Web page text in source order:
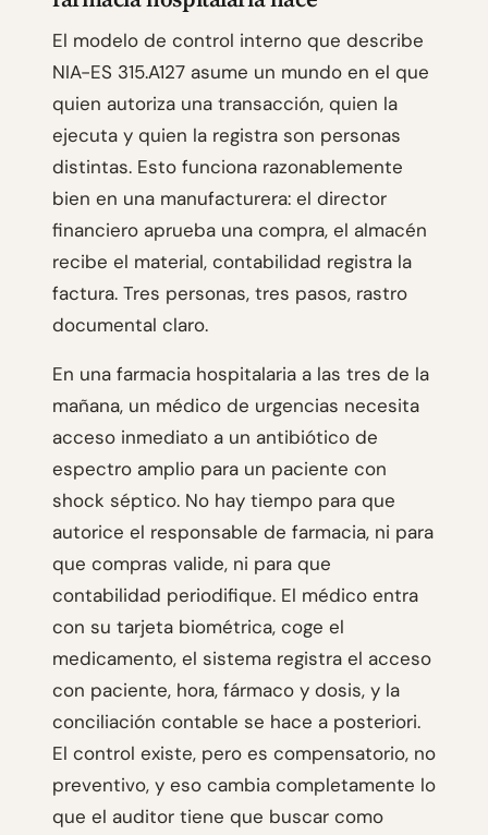
El modelo de control interno que describe
NIA-ES 315.A127 asume un mundo en el que
quien autoriza una transacción, quien la
ejecuta y quien la registra son personas
distintas. Esto funciona razonablemente
bien en una manufacturera: el director
financiero aprueba una compra, el almacén
recibe el material, contabilidad registra la
factura. Tres personas, tres pasos, rastro
documental claro.
En una farmacia hospitalaria a las tres de la
mañana, un médico de urgencias necesita
acceso inmediato a un antibiótico de
espectro amplio para un paciente con
shock séptico. No hay tiempo para que
autorice el responsable de farmacia, ni para
que compras valide, ni para que
contabilidad periodifique. El médico entra
con su tarjeta biométrica, coge el
medicamento, el sistema registra el acceso
con paciente, hora, fármaco y dosis, y la
conciliación contable se hace a posteriori.
El control existe, pero es compensatorio, no
preventivo, y eso cambia completamente lo
que el auditor tiene que buscar como